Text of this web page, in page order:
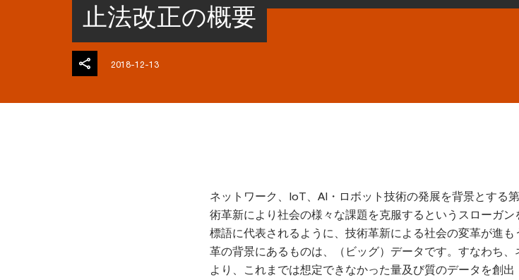
止法改正の概要
2018-12-13
ネットワーク、IoT、AI・ロボット技術の発展を背景とする
術革新により社会の様々な課題を克服するというスローガ
標語に代表されるように、技術革新による社会の変革が進
革の背景にあるものは、（ビッグ）データです。すなわち
より、これまでは想定できなかった量及び質のデータを創出